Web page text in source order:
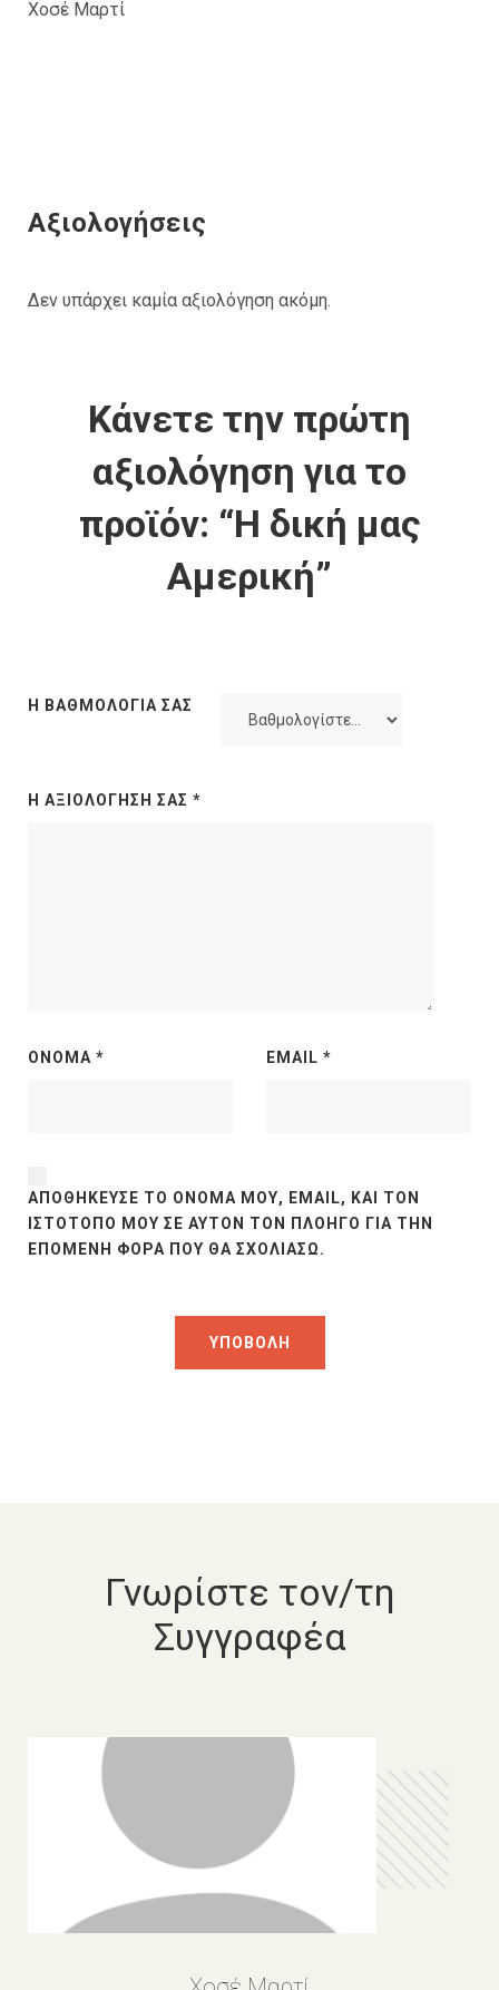
Χοσέ Μαρτί
Αξιολογήσεις
Δεν υπάρχει καμία αξιολόγηση ακόμη.
Κάνετε την πρώτη
αξιολόγηση για το
προϊόν: “Η δική μας
Αμερική”
Η ΒΑΘΜΟΛΟΓΊΑ ΣΑΣ
Η ΑΞΙΟΛΌΓΗΣΉ ΣΑΣ *
ΌΝΟΜΑ * EMAIL *
ΑΠΟΘΉΚΕΥΣΕ ΤΟ ΌΝΟΜΆ ΜΟΥ, EMAIL, ΚΑΙ ΤΟΝ
ΙΣΤΌΤΟΠΟ ΜΟΥ ΣΕ ΑΥΤΌΝ ΤΟΝ ΠΛΟΗΓΌ ΓΙΑ ΤΗΝ
ΕΠΌΜΕΝΗ ΦΟΡΆ ΠΟΥ ΘΑ ΣΧΟΛΙΆΣΩ.
Γνωρίστε τον/τη
Συγγραφέα